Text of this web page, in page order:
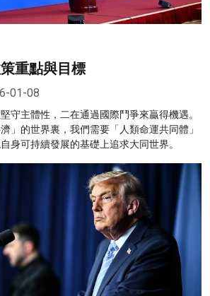
重點與目標
01-08
守主體性，二在通過國際鬥爭來贏得機遇。
」的世界裏，我們需要「人類命運共同體」
身可持續發展的基礎上追求大同世界。